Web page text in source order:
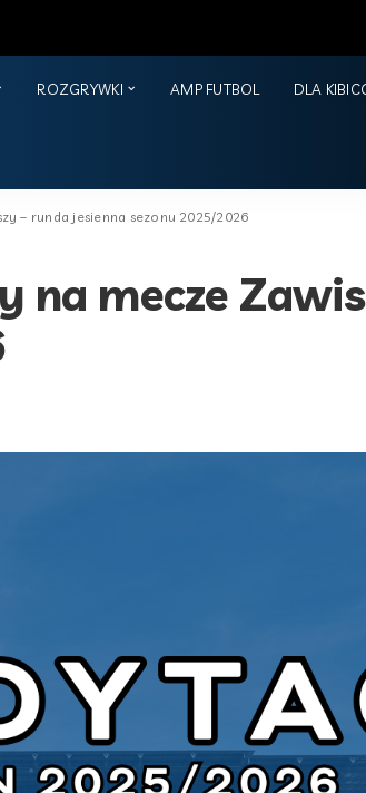
ROZGRYWKI AMP FUTBOL DLA
– runda jesienna sezonu 2025/2026
na mecze